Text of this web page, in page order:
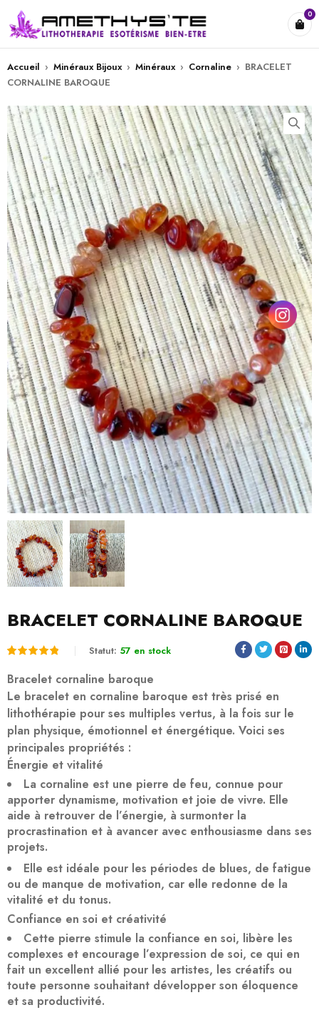
0
Accueil › Minéraux Bijoux › Minéraux › Cornaline › BRACELET
CORNALINE BAROQUE
BRACELET CORNALINE BAROQUE
sur 5
basé
sur
notations
client
Statut: 57 en stock
Bracelet cornaline baroque
Le bracelet en cornaline baroque est très prisé en
lithothérapie pour ses multiples vertus, à la fois sur le
plan physique, émotionnel et énergétique. Voici ses
principales propriétés :
Énergie et vitalité
La cornaline est une pierre de feu, connue pour
apporter dynamisme, motivation et joie de vivre. Elle
aide à retrouver de l’énergie, à surmonter la
procrastination et à avancer avec enthousiasme dans ses
projets.
Elle est idéale pour les périodes de blues, de fatigue
ou de manque de motivation, car elle redonne de la
vitalité et du tonus.
Confiance en soi et créativité
Cette pierre stimule la confiance en soi, libère les
complexes et encourage l’expression de soi, ce qui en
fait un excellent allié pour les artistes, les créatifs ou
toute personne souhaitant développer son éloquence
et sa productivité.